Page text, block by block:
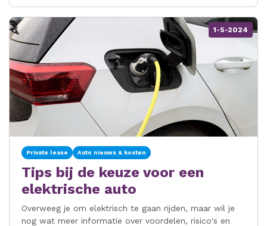
1-5-2024
Private lease Auto nieuws & kosten
Tips bij de keuze voor een
elektrische auto
Overweeg je om elektrisch te gaan rijden, maar wil je
nog wat meer informatie over voordelen, risico's en